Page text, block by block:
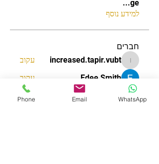
ge
...
למידע נוסף
חברים
increased.tapir.vubt
increased.tapir.vubt
עקוב
Edee Smith
עקוב
James Smith
עקוב
Phone Email WhatsApp